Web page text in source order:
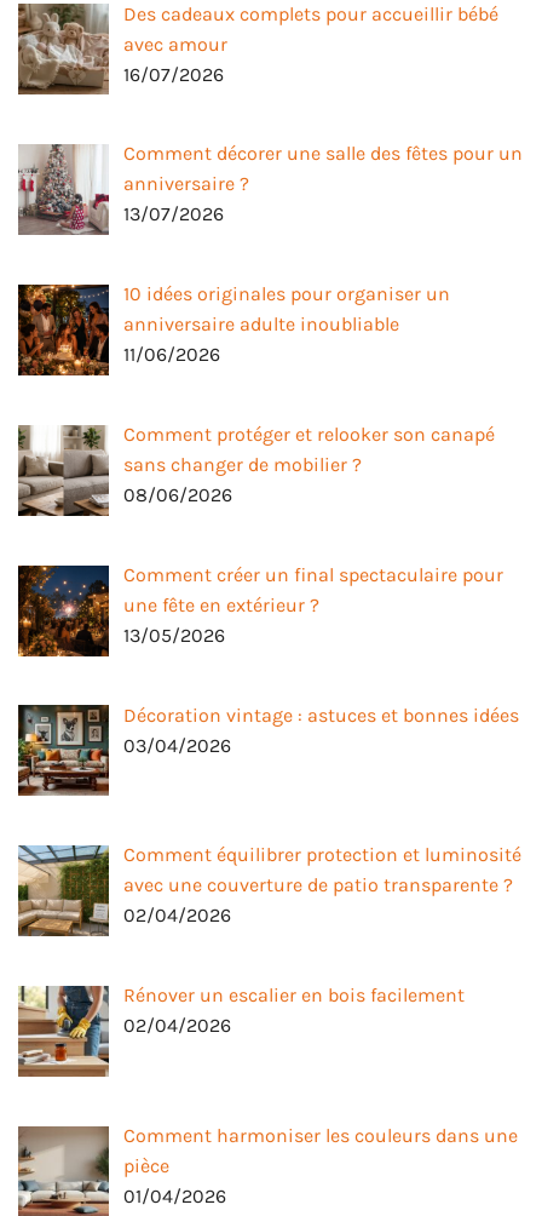
Des cadeaux complets pour accueillir bébé
avec amour
16/07/2026
Comment décorer une salle des fêtes pour un
anniversaire ?
13/07/2026
10 idées originales pour organiser un
anniversaire adulte inoubliable
11/06/2026
Comment protéger et relooker son canapé
sans changer de mobilier ?
08/06/2026
Comment créer un final spectaculaire pour
une fête en extérieur ?
13/05/2026
Décoration vintage : astuces et bonnes idées
03/04/2026
Comment équilibrer protection et luminosité
avec une couverture de patio transparente ?
02/04/2026
Rénover un escalier en bois facilement
02/04/2026
Comment harmoniser les couleurs dans une
pièce
01/04/2026